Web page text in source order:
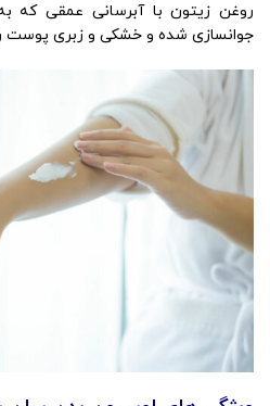
روغن زیتون با آبرسانی عمقی که
جوانسازی شده و خشکی و زبری پوست